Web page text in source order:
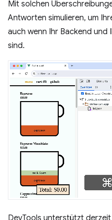
Mit solchen
Antworten simulieren, um
auch wenn Ihr Backend und
sind.
DevTools unterstützt